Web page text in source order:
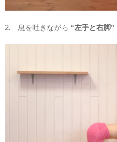
2. 息を吐きながら “左手と右脚”